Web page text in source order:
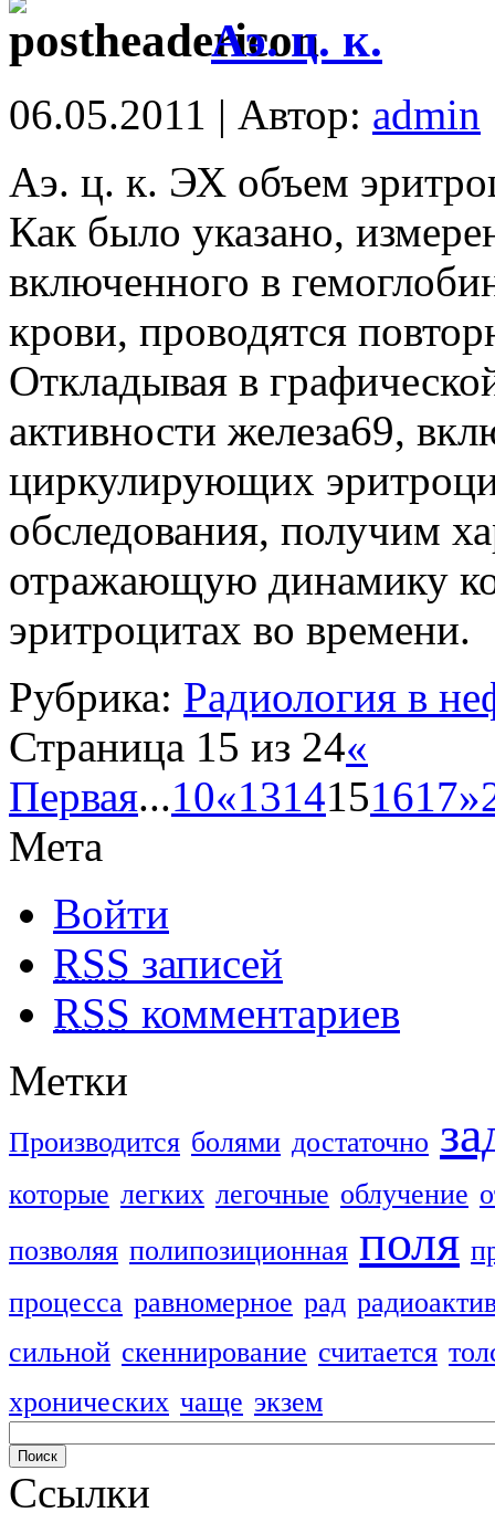
Аэ. ц. к.
06.05.2011 | Автор: admin
Аэ. ц. к. ЭХ объем
Как было указано,
включенного в
крови, проводятся
Откладывая в
активности железа69,
циркулирующих
обследования, получим
отражающую динамику
эритроцитах во времени.
Рубрика: Радиология в
Страница 15 из 24«
Первая...10«1314151617»
Мета
Войти
RSS записей
RSS комментариев
Метки
Производится болями достаточно
которые легких легочные облучение
позволяя полипозиционная поля
процесса равномерное рад
сильной скеннирование считается
хронических чаще экзем
Ссылки